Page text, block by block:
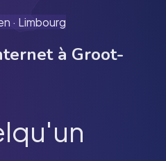
· Limbourg
à Groot-